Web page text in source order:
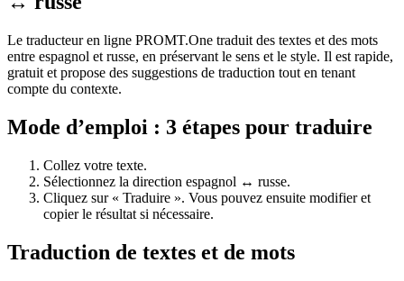
Le traducteur en ligne PROMT.One traduit des textes et des mots
entre espagnol et russe, en préservant le sens et le style. Il est rapide,
gratuit et propose des suggestions de traduction tout en tenant
compte du contexte.
Mode d’emploi : 3 étapes pour traduire
Collez votre texte.
Sélectionnez la direction espagnol ↔ russe.
Cliquez sur « Traduire ». Vous pouvez ensuite modifier et
copier le résultat si nécessaire.
Traduction de textes et de mots